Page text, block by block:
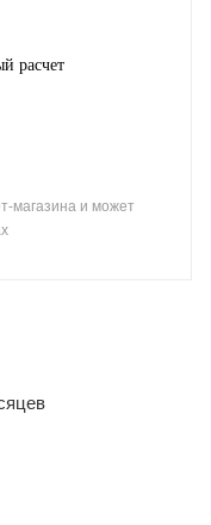
расчет
магазина и может